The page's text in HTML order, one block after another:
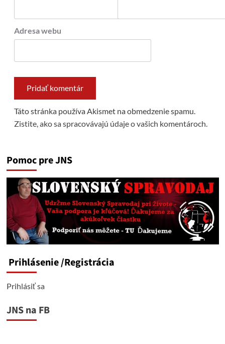
Adresa webu
Táto stránka používa Akismet na obmedzenie spamu.
Zistite, ako sa spracovávajú údaje o vašich komentároch.
Pomoc pre JNS
Prihlásenie/Registrácia
Prihlásiť sa
JNS na FB